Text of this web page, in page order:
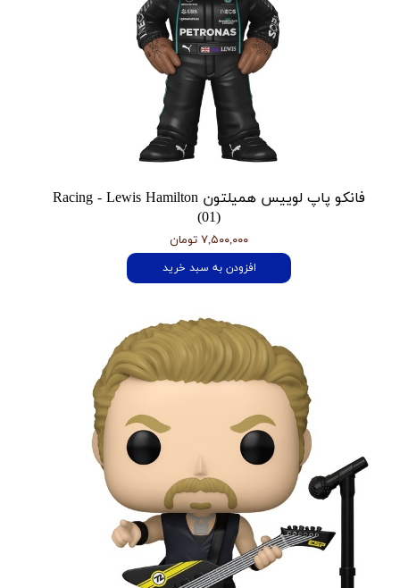
فانکو پاپ لوییس همیلتون Racing - Lewis Hamilton
(01)
۷,۵۰۰,۰۰۰ تومان
افزودن به سبد خرید